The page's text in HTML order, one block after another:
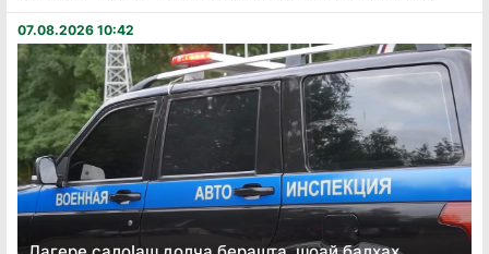
07.08.2026 10:42